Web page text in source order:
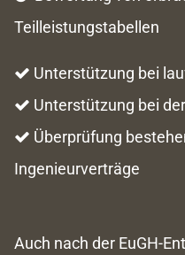
Teilleistungstabellen
 Unterstützung bei
 Unterstützung bei
 Überprüfung
Ingenieurverträge
Auch nach der EuGH-